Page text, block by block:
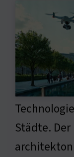
Städte.